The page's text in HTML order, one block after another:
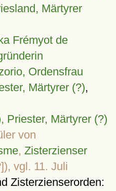
Märtyrer
Frémyot de
Ordensfrau
Märtyrer (?),
Priester, Märtyrer (?)
von
, Zisterzienser
vgl. 11. Juli
Zisterzienserorden: